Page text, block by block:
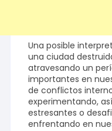
Una posible
una ciudad
atravesando un
importantes en
de conflictos
experimentando,
estresantes o
enfrentando en